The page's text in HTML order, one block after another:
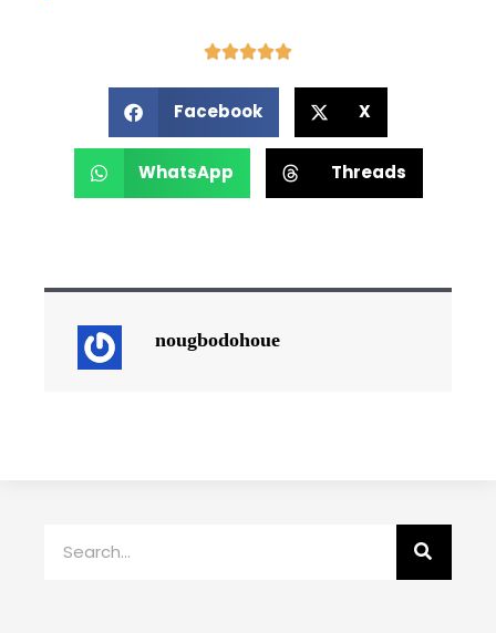
Facebook X
WhatsApp Threads
nougbodohoue